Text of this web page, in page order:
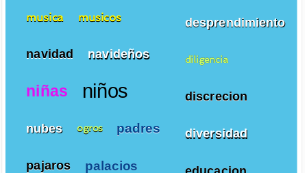
desprendimiento
diligencia
discrecion
diversidad
musica musicos
navidad navideños
niñas niños
nubes ogros padres
pajaros palacios